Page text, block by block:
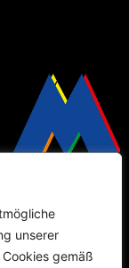
unserer
gemäß